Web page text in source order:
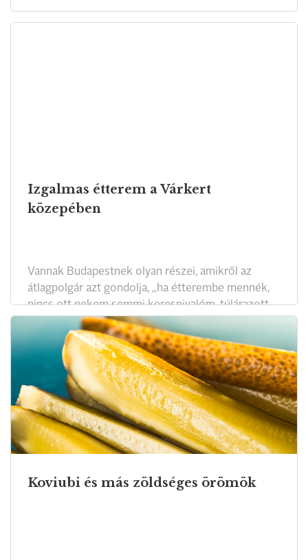
Izgalmas étterem a Várkert
közepében
Vannak Budapestnek olyan részei, amikről az
átlagpolgár azt gondolja, „ha étterembe mennék,
nincs ott nekem semmi keresnivalóm, túlárazott
és flancos turistacsapdákban, valamint
megfizethetetlen és feszélyeztető
gasztrotemplomokban kellene zavartan
pislognom, hát inkább nem”.
Koviubi és más zöldséges örömök